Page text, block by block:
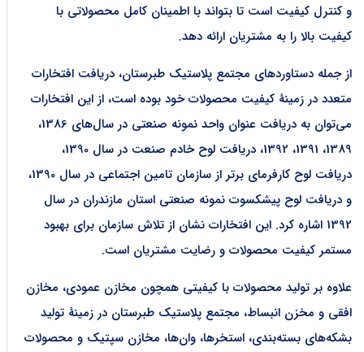
و کنترل کیفیت است تا بتواند با اطمینان کامل محصولاتی با
کیفیت بالا را به مشتریان ارائه دهد.
از جمله دستاوردهای مجتمع پلاستیک طبرستان، دریافت افتخارات
متعدد در زمینۀ کیفیت محصولات خود بوده است، از این افتخارات
می‌توان به دریافت عنوان واحد نمونه صنعتی در سال‌های 1386،
1389، 1391، 1392، دریافت لوح خادم صنعت در سال 1390،
دریافت لوح کارفرمای برتر از سازمان تامین اجتماعی در سال 1390،
و دریافت لوح پیشکسوت نمونه صنعتی استان مازندران در سال
1392 اشاره کرد. این افتخارات نشان از تلاش سازمان برای بهبود
مستمر کیفیت محصولات و رضایت مشتریان است.
علاوه بر تولید محصولات با کیفیتی همچون مخازن عمودی، مخازن
افقی و مخزن انبساط، مجتمع پلاستیک طبرستان در زمینۀ تولید
بشکه‌های بسته‌بندی، استخرها، وان‌ها، مخازن سپتیک و محصولات